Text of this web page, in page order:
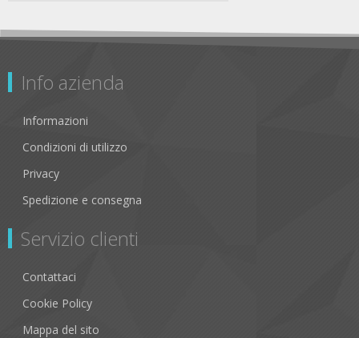
Info azienda
Informazioni
Condizioni di utilizzo
Privacy
Spedizione e consegna
Servizio clienti
Contattaci
Cookie Policy
Mappa del sito